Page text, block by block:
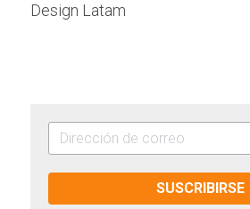
Design Latam
SUSCRIBIRSE